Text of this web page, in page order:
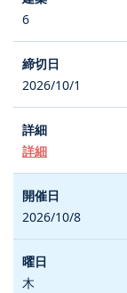
6
2026/10/1
詳細
2026/10/8
木